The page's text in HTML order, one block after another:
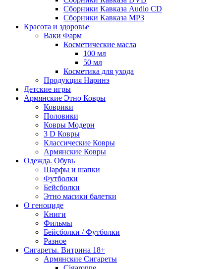
Сборники Кавказа Audio CD
Сборники Кавказа MP3
Красота и здоровье
Ваки Фарм
Косметические масла
100 мл
50 мл
Косметика для ухода
Продукция Наринэ
Детские игры
Армянские Этно Ковры
Коврики
Половики
Ковры Модерн
3 D Ковры
Классические Ковры
Армянские Ковры
Одежда. Обувь
Шарфы и шапки
Футболки
Бейсболки
Этно масики балетки
О геноциде
Книги
Фильмы
Бейсболки / Футболки
Разное
Сигареты. Витрина 18+
Армянские Сигареты